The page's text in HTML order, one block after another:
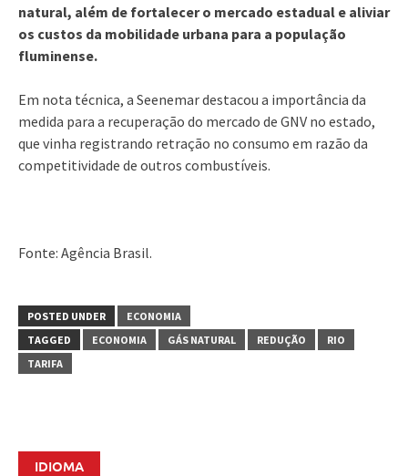
natural, além de fortalecer o mercado estadual e aliviar
os custos da mobilidade urbana para a população
fluminense.
Em nota técnica, a Seenemar destacou a importância da
medida para a recuperação do mercado de GNV no estado,
que vinha registrando retração no consumo em razão da
competitividade de outros combustíveis.
Fonte: Agência Brasil.
POSTED UNDER
ECONOMIA
TAGGED
ECONOMIA GÁS NATURAL REDUÇÃO
RIO
TARIFA
IDIOMA